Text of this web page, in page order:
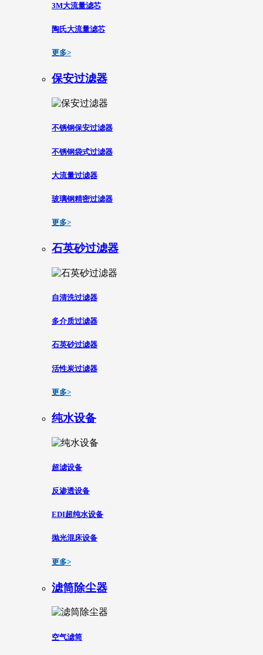
3M大流量滤芯
陶氏大流量滤芯
更多>
保安过滤器
不锈钢保安过滤器
不锈钢袋式过滤器
大流量过滤器
玻璃钢精密过滤器
更多>
石英砂过滤器
自清洗过滤器
多介质过滤器
石英砂过滤器
活性炭过滤器
更多>
纯水设备
超滤设备
反渗透设备
EDI超纯水设备
抛光混床设备
更多>
滤筒除尘器
空气滤筒